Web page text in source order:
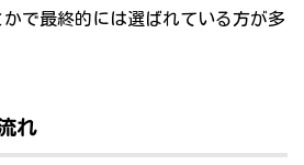
で最終的には選ばれている方が多
れ